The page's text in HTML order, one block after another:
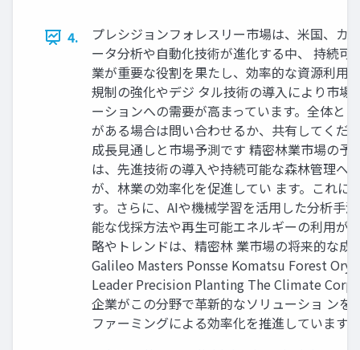
4.
プレシジョンフォレスリー市場は、米国、カ
ータ分析や自動化技術が進化する中、 持続
業が重要な役割を果たし、効率的な資源利用
規制の強化やデジ タル技術の導入により市
ーションへの需要が高まっています。全体と
がある場合は問い合わせるか、共有してく
成長見通しと市場予測です 精密林業市場の
は、先進技術の導入や持続可能な森林管理へ
が、林業の効率化を促進してい ます。これ
す。さらに、AIや機械学習を活用した分析手
能な伐採方法や再生可能エネルギーの利用が
略やトレンドは、精密林 業市場の将来的な
Galileo Masters Ponsse Komatsu Forest
Leader Precision Planting The Climate
企業がこの分野で革新的なソリューショ ン
ファーミングによる効率化を推進しています